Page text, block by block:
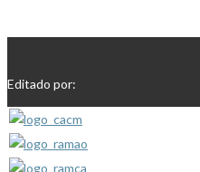
Editado por: